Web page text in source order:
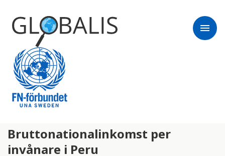
menu
Bruttonationalinkomst per
invånare i Peru